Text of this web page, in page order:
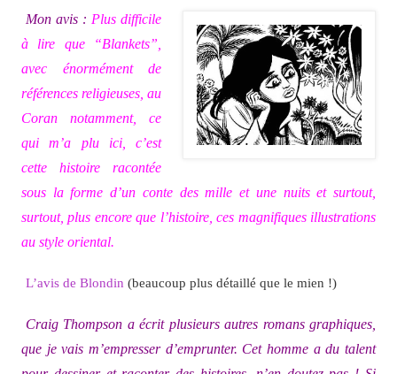
Mon avis : Plus difficile
à lire que “Blankets”,
avec énormément de
références religieuses, au
Coran notamment, ce
qui m’a plu ici, c’est
cette histoire racontée
sous la forme d’un conte des mille et une nuits et surtout,
surtout, plus encore que l’histoire, ces magnifiques illustrations
au style oriental.
L’avis de Blondin (beaucoup plus détaillé que le mien !)
Craig Thompson a écrit plusieurs autres romans graphiques,
que je vais m’empresser d’emprunter. Cet homme a du talent